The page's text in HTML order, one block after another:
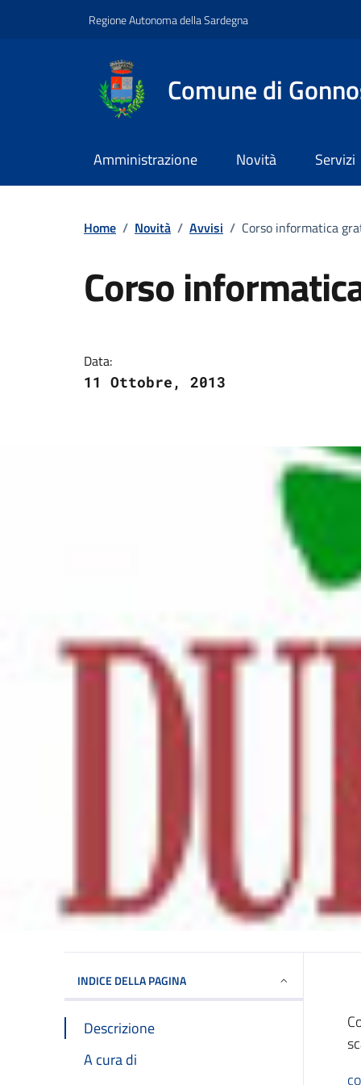
Regione Autonoma della Sardegna
Comune di
Amministrazione Novità Servizi
Home / Novità / Avvisi / Corso informatica
Corso
Data:
11 Ottobre, 2013
INDICE DELLA PAGINA
Descrizione
A cura di